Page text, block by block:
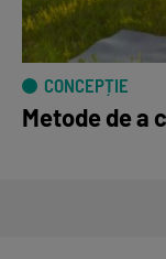
CONCEPȚIE
Metode de a